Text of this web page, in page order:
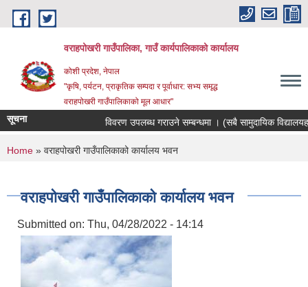
Skip to main content
वराहपोखरी गाउँपालिका, गाउँ कार्यपालिकाको कार्यालय
कोशी प्रदेश, नेपाल
"कृषि, पर्यटन, प्राकृतिक सम्पदा र पूर्वाधार: सभ्य समृद्ध
वराहपोखरी गाउँपालिकाको मूल आधार"
सूचना विवरण उपलब्ध गराउने सम्बन्धमा । (सबै सामुदायिक विद्यालयहरु)
You are here
Home » वराहपोखरी गाउँपालिकाको कार्यालय भवन
वराहपोखरी गाउँपालिकाको कार्यालय भवन
Submitted on: Thu, 04/28/2022 - 14:14